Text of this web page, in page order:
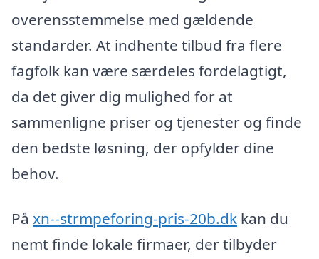
overensstemmelse med gældende
standarder. At indhente tilbud fra flere
fagfolk kan være særdeles fordelagtigt,
da det giver dig mulighed for at
sammenligne priser og tjenester og finde
den bedste løsning, der opfylder dine
behov.
På xn--strmpeforing-pris-20b.dk kan du
nemt finde lokale firmaer, der tilbyder